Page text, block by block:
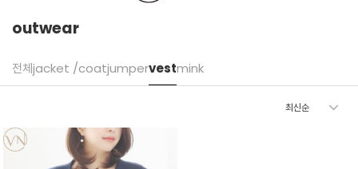
outwear
전체jacket /coatjumpervestmink